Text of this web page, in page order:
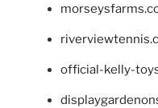
official-kelly-